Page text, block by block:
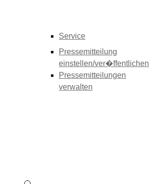
Service
Pressemitteilung
einstellen/ver�ffentlichen
Pressemitteilungen
verwalten